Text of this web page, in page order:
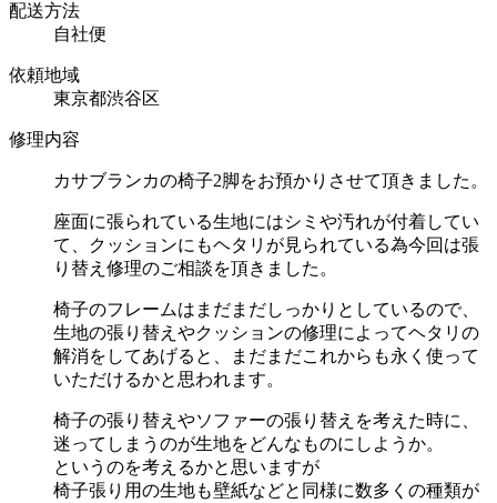
配送方法
自社便
依頼地域
東京都渋谷区
修理内容
カサブランカの椅子2脚をお預かりさせて頂きました。
座面に張られている生地にはシミや汚れが付着してい
て、クッションにもヘタリが見られている為今回は張
り替え修理のご相談を頂きました。
椅子のフレームはまだまだしっかりとしているので、
生地の張り替えやクッションの修理によってヘタリの
解消をしてあげると、まだまだこれからも永く使って
いただけるかと思われます。
椅子の張り替えやソファーの張り替えを考えた時に、
迷ってしまうのが生地をどんなものにしようか。
というのを考えるかと思いますが
椅子張り用の生地も壁紙などと同様に数多くの種類が